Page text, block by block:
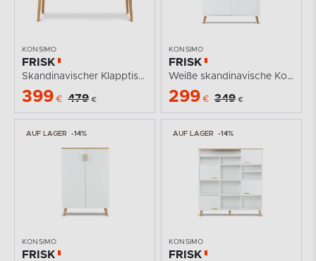
KONSIMO
FRISK
Skandinavischer Klapptisch
399 € 479 €
KONSIMO
FRISK
Weiße skandinavische Kommode für das Wohnzimmer
299 € 349 €
AUF LAGER -14%
KONSIMO
FRISK
AUF LAGER -14%
KONSIMO
FRISK